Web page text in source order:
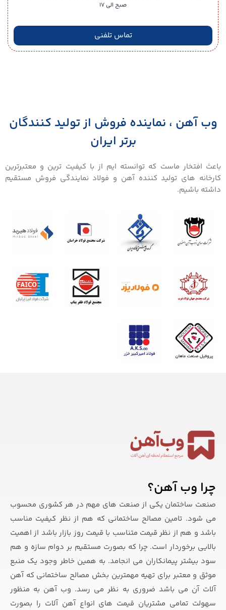
صبح الی ۱۷
تماس تلفنی
وب آهن ، نماینده فروش از تولید کنندگان
برتر ایران
باعث افتخار ماست که توانسته ایم از با کیفیت ترین و معتبرترین
کارخانه های تولید کننده آهن و فولاد نمایندگی فروش مستقیم
داشته باشیم.
چرا وب آهن؟
صنعت ساختمان یکی از صنعت های مهم در هر کشوری محسوب
می شود. تامین مصالح ساختمانی که هم از نظر کیفیت مناسب
باشد و هم از نظر قیمت متناسب با قیمت روز بازار باشد از اهمیت
بالایی برخوردار است. چرا که بصورت مستقیم بر دوام سازه و هم
سود بیشتر پیمانکاران می انجامد. به همین خاطر وجود یک منبع
موثق و معتبر برای تهیه مهمترین بخش مصالح ساختمانی که آهن
آلات آن می باشد ضروری به نظر می رسد. وب آهن به منظور
سهولت تمامی مشتریان قیمت های انواع آهن آلات را بصورت